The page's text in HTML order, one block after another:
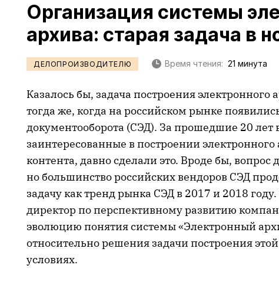
Организация системы
архива: старая задача в
ДЕЛОПРОИЗВОДИТЕЛЮ Время чтения: 21 минута
Казалось бы, задача построения электронного
тогда же, когда на российском рынке
документооборота (СЭД). За прошедшие 20 лет
заинтересованные в построении
контента, давно сделали это. Вроде бы,
но большинство российских вендоров СЭД
задачу как тренд рынка СЭД в 2017 и 2018
директор по перспективному развитию
эволюцию понятия системы «Электронный
относительно решения задачи построения
условиях.